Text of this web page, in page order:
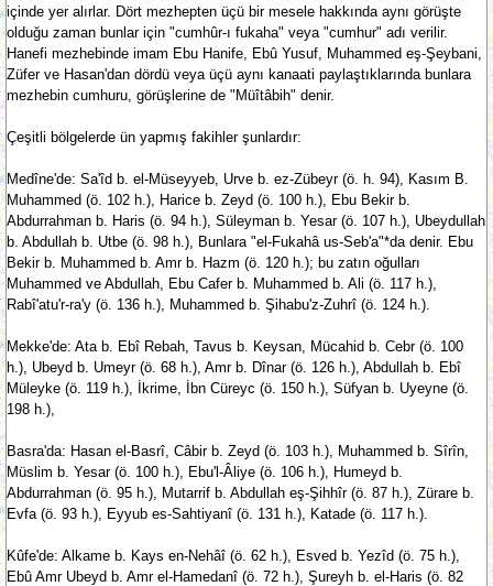
içinde yer alırlar. Dört mezhepten üçü bir mesele hakkında aynı görüşte
olduğu zaman bunlar için "cumhûr-ı fukaha" veya "cumhur" adı verilir.
Hanefi mezhebinde imam Ebu Hanife, Ebû Yusuf, Muhammed eş-Şeybani,
Züfer ve Hasan'dan dördü veya üçü aynı kanaati paylaştıklarında bunlara
mezhebin cumhuru, görüşlerine de "Müîtâbih" denir.
Çeşitli bölgelerde ün yapmış fakihler şunlardır:
Medîne'de: Sa'îd b. el-Müseyyeb, Urve b. ez-Zübeyr (ö. h. 94), Kasım B.
Muhammed (ö. 102 h.), Harice b. Zeyd (ö. 100 h.), Ebu Bekir b.
Abdurrahman b. Haris (ö. 94 h.), Süleyman b. Yesar (ö. 107 h.), Ubeydullah
b. Abdullah b. Utbe (ö. 98 h.), Bunlara "el-Fukahâ us-Seb'a"*da denir. Ebu
Bekir b. Muhammed b. Amr b. Hazm (ö. 120 h.); bu zatın oğulları
Muhammed ve Abdullah, Ebu Cafer b. Muhammed b. Ali (ö. 117 h.),
Rabî'atu'r-ra'y (ö. 136 h.), Muhammed b. Şihabu'z-Zuhrî (ö. 124 h.).
Mekke'de: Ata b. Ebî Rebah, Tavus b. Keysan, Mücahid b. Cebr (ö. 100
h.), Ubeyd b. Umeyr (ö. 68 h.), Amr b. Dînar (ö. 126 h.), Abdullah b. Ebî
Müleyke (ö. 119 h.), İkrime, İbn Cüreyc (ö. 150 h.), Süfyan b. Uyeyne (ö.
198 h.),
Basra'da: Hasan el-Basrî, Câbir b. Zeyd (ö. 103 h.), Muhammed b. Sîrîn,
Müslim b. Yesar (ö. 100 h.), Ebu'l-Âliye (ö. 106 h.), Humeyd b.
Abdurrahman (ö. 95 h.), Mutarrif b. Abdullah eş-Şihhîr (ö. 87 h.), Zürare b.
Evfa (ö. 93 h.), Eyyub es-Sahtiyanî (ö. 131 h.), Katade (ö. 117 h.).
Kûfe'de: Alkame b. Kays en-Nehâî (ö. 62 h.), Esved b. Yezîd (ö. 75 h.),
Ebû Amr Ubeyd b. Amr el-Hamedanî (ö. 72 h.), Şureyh b. el-Haris (ö. 82